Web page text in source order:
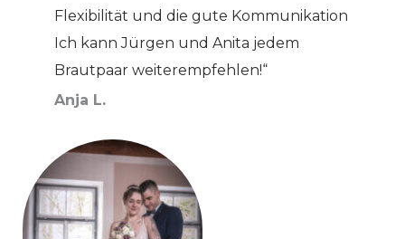
Flexibilität und die gute Kommunikation
Ich kann Jürgen und Anita jedem
Brautpaar weiterempfehlen!“
Anja L.